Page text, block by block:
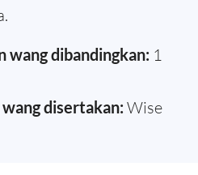
wang dibandingkan: 1
disertakan: Wise